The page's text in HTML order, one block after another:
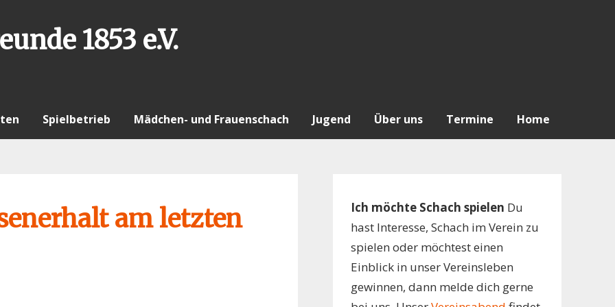
1853 e.V.
Spielbetrieb Mädchen- und Frauenschach Jugend Über uns Termine Home
am letzten
Ich möchte Schach spielen Du
hast Interesse, Schach im Verein zu
spielen oder möchtest einen
Einblick in unser Vereinsleben
gewinnen, dann melde dich gerne